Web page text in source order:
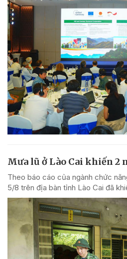
Mưa lũ ở Lào Cai khiến 2
Theo báo cáo của ngành chức
5/8 trên địa bàn tỉnh Lào Cai đã